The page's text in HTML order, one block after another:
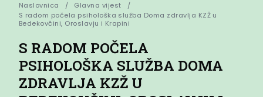
Naslovnica
Glavna vijest
S radom počela psihološka služba Doma zdravlja KZŽ u
Bedekovčini, Oroslavju i Krapini
S RADOM POČELA
PSIHOLOŠKA SLUŽBA DOMA
ZDRAVLJA KZŽ U